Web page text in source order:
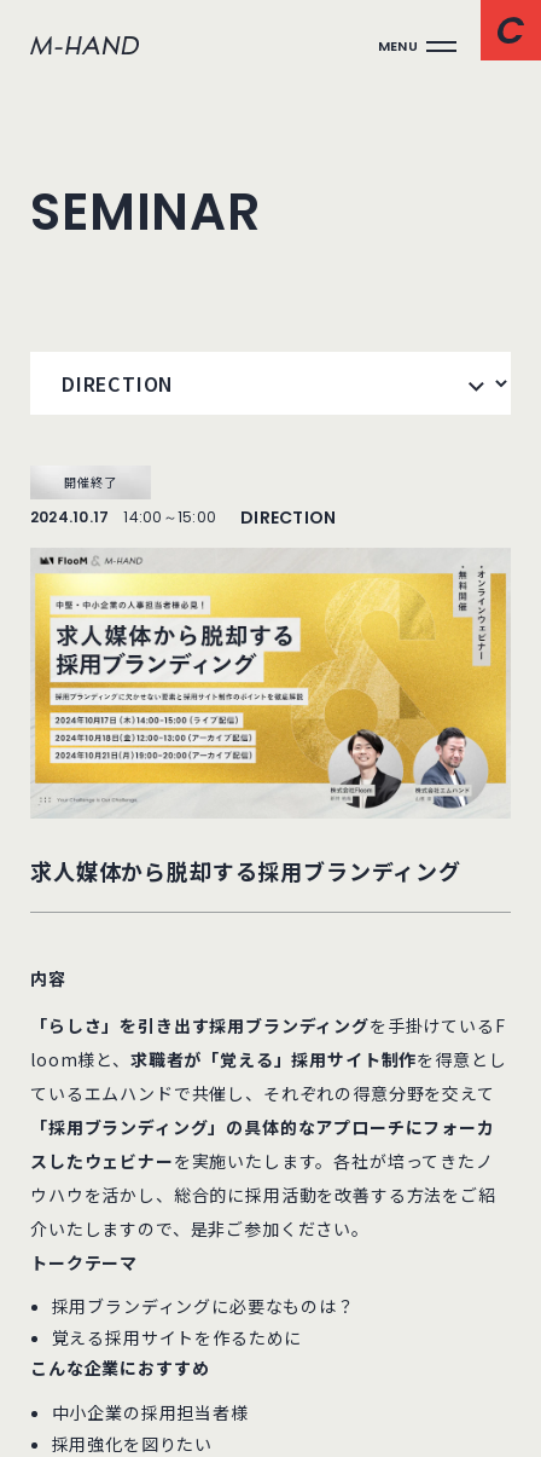
MENU
SEMINAR
開催終了
2024.10.17 14:00～15:00 DIRECTION
求人媒体から脱却する採用ブランディング
内容
「らしさ」を引き出す採用ブランディングを手掛けているF
loom様と、 求職者が「覚える」採用サイト制作を得意とし
ているエムハンドで共催し、それぞれの得意分野を交えて
「採用ブランディング」の具体的なアプローチにフォーカ
スしたウェビナーを実施いたします。各社が培ってきたノ
ウハウを活かし、総合的に採用活動を改善する方法をご紹
介いたしますので、是非ご参加ください。
トークテーマ
採用ブランディングに必要なものは？
覚える採用サイトを作るために
こんな企業におすすめ
中小企業の採用担当者様
採用強化を図りたい